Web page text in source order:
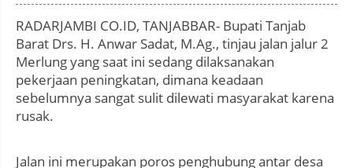
RADARJAMBI CO.ID, TANJABBAR- Bupati Tanjab
Barat Drs. H. Anwar Sadat, M.Ag., tinjau jalan jalur 2
Merlung yang saat ini sedang dilaksanakan
pekerjaan peningkatan, dimana keadaan
sebelumnya sangat sulit dilewati masyarakat karena
rusak.
Jalan ini merupakan poros penghubung antar desa